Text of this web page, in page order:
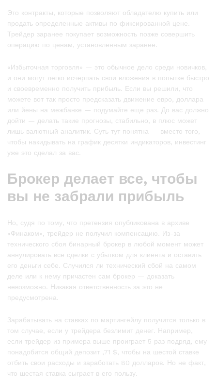
Это контракты, которые позволяют обладателю купить или
продать определенные активы по фиксированной цене.
Трейдер заранее покупает возможность позже совершить
операцию по ценам, установленным заранее.
«Избыточная торговля» — это обычное дело среди новичков,
и они могут легко исчерпать свои вложения в попытке быстро
и своевременно получить прибыль. Если вы решили, что
можете вот так просто предсказать движение евро, доллара
или йены на межбанке — подумайте еще раз. До вас должно
дойти — делать такие прогнозы, стабильно, в плюс может
лишь валютный аналитик. Суть тут понятна — вместо того,
чтобы накидывать на график десятки индикаторов, инвестинг
уже это сделал за вас.
Брокер делает все, чтобы
вы не забрали прибыль
Но, судя по тому, что претензия опубликована в архиве
«Финаком», трейдер не получил компенсацию. Из-за
технического сбоя бинарный брокер в любой момент может
аннулировать все сделки с убытком для клиента и оставить
его деньги себе. Случился ли технический сбой на самом
деле или к нему причастен сам брокер — доказать
невозможно. Никакая ответственность за это не
предусмотрена.
Зарабатывать на ставках по мартингейлу получится только в
том случае, если у трейдера безлимит денег. Например,
если трейдер из примера выше проиграет 5 раз подряд, ему
понадобится общий депозит ,71 $, чтобы на шестой ставке
отбить свои расходы и заработать 80 долларов. Но не факт,
что шестая ставка сыграет в его пользу.